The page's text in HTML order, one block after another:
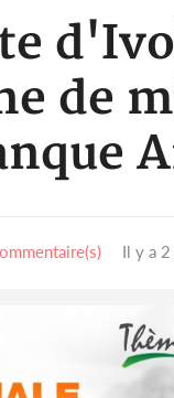
de
Il y a 2